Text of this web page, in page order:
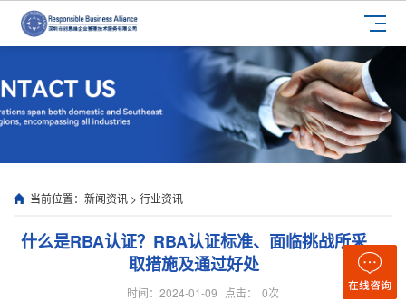
当前位置： 新闻资讯 > 行业资讯
什么是RBA认证？RBA认证标准、面临挑战所采
取措施及通过好处
时间：2024-01-09 点击： 0次